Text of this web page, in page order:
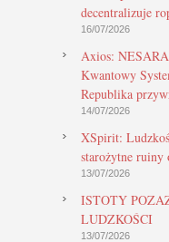
decentralizuje
16/07/2026
Axios:
Kwantowy
Republika
14/07/2026
XSpirit:
starożytne ruiny
13/07/2026
ISTOTY
LUDZKOŚCI
13/07/2026